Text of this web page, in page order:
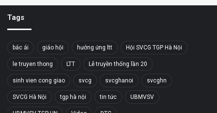
Tags
bác ái giáo hội hưởng ứng ltt Hội SVCG TGP Hà Nội
le truyen thong LTT Lễ truyền thống lần 20
sinh vien cong giao svcg svcghanoi svcghn
SVCG Hà Nội tgp hà nội tin tức UBMVSV